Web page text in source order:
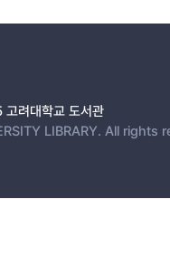
려대학교 도서관
LIBRARY. All rights